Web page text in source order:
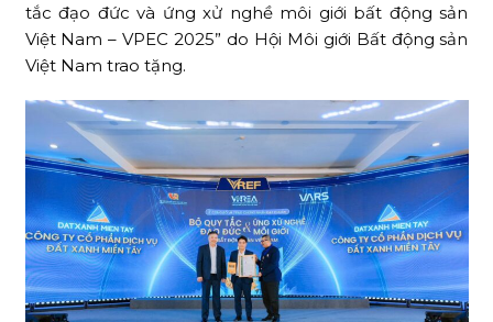
tắc đạo đức và ứng xử nghề môi giới bất động sản
Việt Nam – VPEC 2025” do Hội Môi giới Bất động sản
Việt Nam trao tặng.